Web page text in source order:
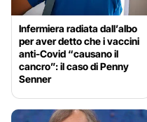
Infermiera radiata dall’albo
per aver detto che i vaccini
anti-Covid “causano il
cancro”: il caso di Penny
Senner